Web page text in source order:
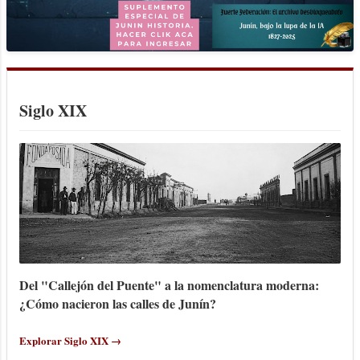
entonces la Municipalidad había estado a
cargo de la denominada Comisión
Municipal encabezada por una persona
con el cargo de Presidente, e integrada
Siglo XIX
Del "Callejón del Puente" a la nomenclatura moderna:
¿Cómo nacieron las calles de Junín?
Explorar Siglo XIX →